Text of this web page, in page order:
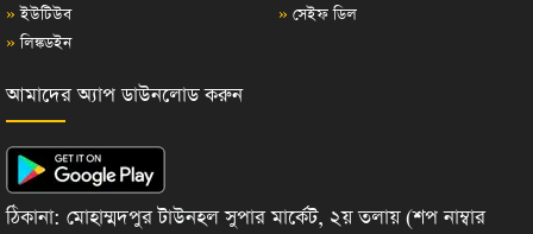
» ইউটিউব
» লিঙ্কডইন
» সেইফ ডিল
আমাদের অ্যাপ ডাউনলোড করুন
ঠিকানা: মোহাম্মদপুর টাউনহল সুপার মার্কেট, ২য় তলায় (শপ নাম্বার